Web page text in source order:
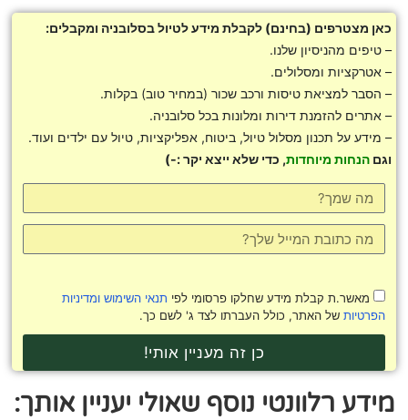
כאן מצטרפים (בחינם) לקבלת מידע לטיול בסלובניה ומקבלים:
– טיפים מהניסיון שלנו.
– אטרקציות ומסלולים.
– הסבר למציאת טיסות ורכב שכור (במחיר טוב) בקלות.
– אתרים להזמנת דירות ומלונות בכל סלובניה.
– מידע על תכנון מסלול טיול, ביטוח, אפליקציות, טיול עם ילדים ועוד.
וגםהנחות מיוחדות, כדי שלא ייצא יקר :-)
מאשר.ת קבלת מידע שחלקו פרסומי לפי תנאי השימוש ומדיניות
הפרטיותשל האתר, כולל העברתו לצד ג' לשם כך.
כן זה מעניין אותי!
מידע רלוונטי נוסף שאולי יעניין אותך: